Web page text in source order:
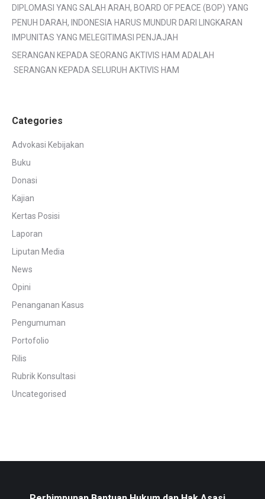
DIPLOMASI YANG SALAH ARAH, BOARD OF PEACE (BOP) YANG
PENUH DARAH, INDONESIA HARUS MUNDUR DARI LINGKARAN
IMPUNITAS YANG MELEGITIMASI PENJAJAH
SERANGAN KEPADA SEORANG AKTIVIS HAM ADALAH
SERANGAN KEPADA SELURUH AKTIVIS HAM
Categories
Advokasi Kebijakan
Buku
Donasi
Kajian
Kertas Posisi
Laporan
Liputan Media
News
Opini
Penanganan Kasus
Pengumuman
Portofolio
Rilis
Rubrik Konsultasi
Uncategorised